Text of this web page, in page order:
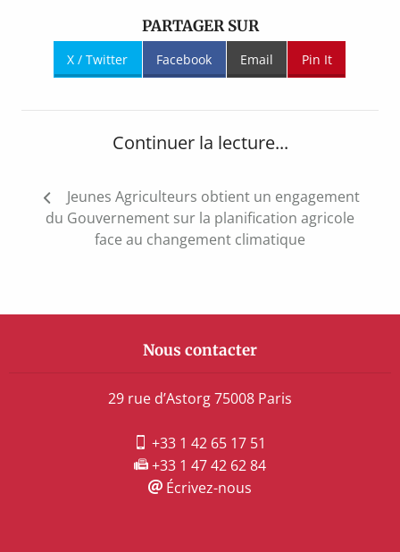
PARTAGER SUR
X / Twitter Facebook Email Pin It
Continuer la lecture...
Navigation
de
l’article
Jeunes Agriculteurs obtient un engagement
du Gouvernement sur la planification agricole
face au changement climatique
Nous contacter
29 rue d’Astorg 75008 Paris
+33 1 42 65 17 51
+33 1 47 42 62 84
Écrivez-nous